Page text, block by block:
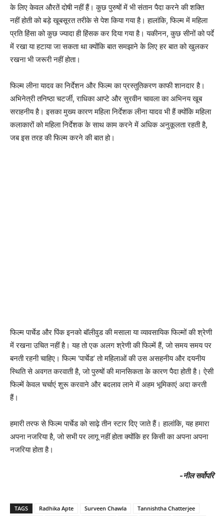
के लिए केवल औरतें दोषी नहीं हैं। कुछ पुरुषों में भी संतान पैदा करने की शक्‍ति
नहीं होती को बड़े खूबसूरत तरीके से पेश किया गया है। हालांकि, फिल्‍म में महिला
प्रति हिंसा को कुछ ज्‍यादा ही हिंसक कर दिया गया है। यकीनन, कुछ सीनों को पर्दे
में रखा या हटाया जा सकता था क्‍योंकि बात समझाने के लिए हर बात को खुलकर
रखना भी जरूरी नहीं होता।
फिल्‍म लीना यादव का निर्देशन और फिल्‍म का प्रस्‍तुतिकरण काफी शानदार है।
अभिनेत्री तनिष्‍ठा चटर्जी, राधिका आप्‍टे और सुरवीन चावला का अभिनय खूब
सराहनीय है। इसका मुख्‍य कारण महिला निर्देशक लीना यादव भी हैं क्‍योंकि महिला
कलाकारों को महिला निर्देशक के साथ काम करने में अधिक अनुकूलता रहती है,
जब इस तरह की फिल्‍म करने की बात हो।
फिल्‍म पार्चेड और पिंक इनको बॉलीवुड की मसाला या व्‍यावसायिक फिल्‍मों की श्रेणी
में रखना उचित नहीं है। यह तो एक अलग श्रेणी की फिल्‍में हैं, जो समय समय पर
बनती रहनी चाहिए। फिल्‍म ‘पार्चेड’ तो महिलाओं की उस असहनीय और दयनीय
स्‍थिति से अवगत करवाती है, जो पुरुषों की मानसिकता के कारण पैदा होती है। ऐसी
फिल्‍में केवल चर्चाएं शुरू करवाने और बदलाव लाने में अहम भूमिकाएं अदा करती
हैं।
हमारी तरफ से फिल्‍म पार्चेड को साढ़े तीन स्‍टार दिए जाते हैं। हालांकि, यह हमारा
अपना नजरिया है, जो सभी पर लागू नहीं होता क्‍योंकि हर किसी का अपना अपना
नजरिया होता है।
-नील सर्वोपरि
TAGS Radhika Apte Surveen Chawla
Tannishtha Chatterjee